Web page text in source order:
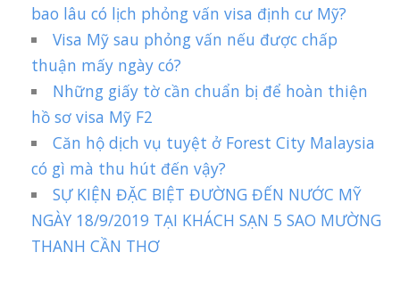
bao lâu có lịch phỏng vấn visa định cư Mỹ?
Visa Mỹ sau phỏng vấn nếu được chấp
thuận mấy ngày có?
Những giấy tờ cần chuẩn bị để hoàn thiện
hồ sơ visa Mỹ F2
Căn hộ dịch vụ tuyệt ở Forest City Malaysia
có gì mà thu hút đến vậy?
SỰ KIỆN ĐẶC BIỆT ĐƯỜNG ĐẾN NƯỚC MỸ
NGÀY 18/9/2019 TẠI KHÁCH SẠN 5 SAO MƯỜNG
THANH CẦN THƠ